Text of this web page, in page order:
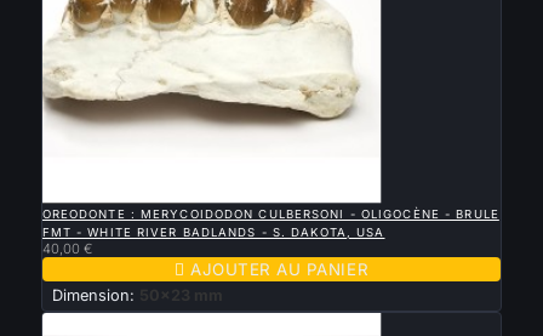
OREODONTE : MERYCOIDODON CULBERSONI - OLIGOCÈNE - BRULE
FMT - WHITE RIVER BADLANDS - S. DAKOTA, USA
40,00 €
 AJOUTER AU PANIER
Dimension: 50x23 mm